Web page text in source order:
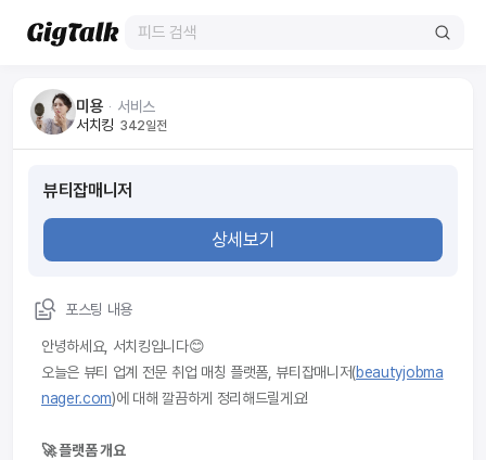
미용 ᆞ 서비스
서치킹 342일전
뷰티잡매니저
상세보기
포스팅 내용
안녕하세요, 서치킹입니다😊
오늘은 뷰티 업계 전문 취업 매칭 플랫폼, 뷰티잡매니저(beautyjobma
nager.com)에 대해 깔끔하게 정리해드릴게요!
🚀 플랫폼 개요